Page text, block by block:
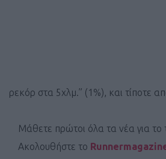
ρεκόρ στα 5χλμ.” (1%), και τίποτε
Μάθετε πρώτοι όλα τα νέα για το
Ακολουθήστε το